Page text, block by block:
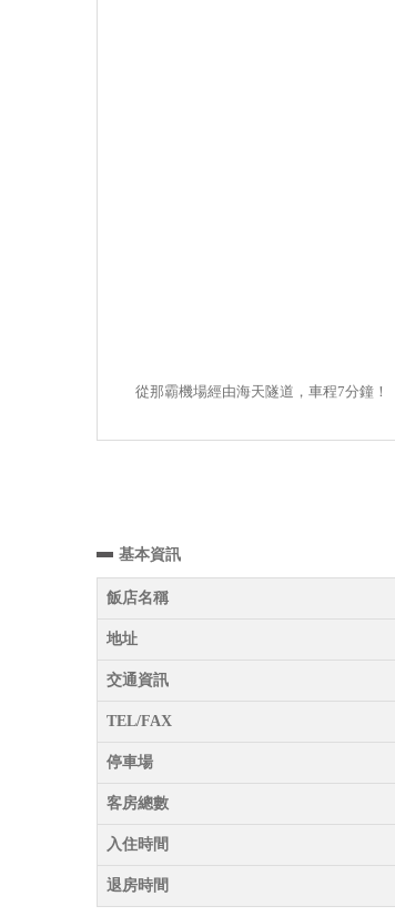
從那霸機場經由海天隧道，車程7分鐘！
基本資訊
飯店名稱
地址
交通資訊
TEL/FAX
停車場
客房總數
入住時間
退房時間